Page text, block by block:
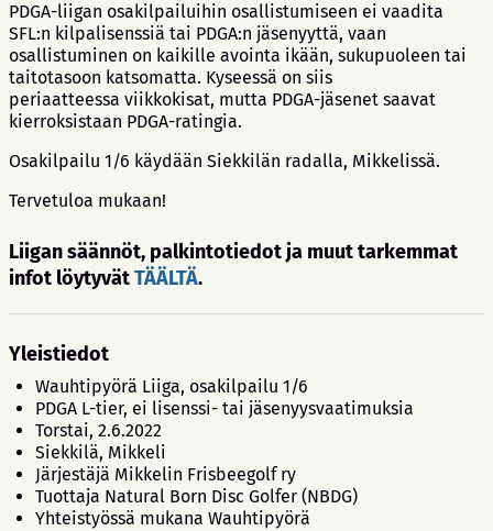
PDGA-liigan osakilpailuihin osallistumiseen ei vaadita
SFL:n kilpalisenssiä tai PDGA:n jäsenyyttä, vaan
osallistuminen on kaikille avointa ikään, sukupuoleen tai
taitotasoon katsomatta. Kyseessä on siis
periaatteessa viikkokisat, mutta PDGA-jäsenet saavat
kierroksistaan PDGA-ratingia.
Osakilpailu 1/6 käydään Siekkilän radalla, Mikkelissä.
Tervetuloa mukaan!
Liigan säännöt, palkintotiedot ja muut tarkemmat
infot löytyvätTÄÄLTÄ.
Yleistiedot
Wauhtipyörä Liiga, osakilpailu 1/6
PDGA L-tier, ei lisenssi- tai jäsenyysvaatimuksia
Torstai, 2.6.2022
Siekkilä, Mikkeli
Järjestäjä Mikkelin Frisbeegolf ry
Tuottaja Natural Born Disc Golfer (NBDG)
Yhteistyössä mukana Wauhtipyörä